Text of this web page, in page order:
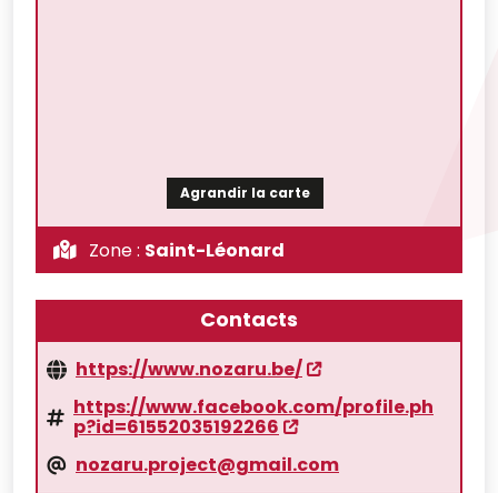
Agrandir la carte
Zone : Saint-Léonard
Contacts
https://www.nozaru.be/
https://www.facebook.com/profile.ph
p?id=61552035192266
nozaru.project@gmail.com